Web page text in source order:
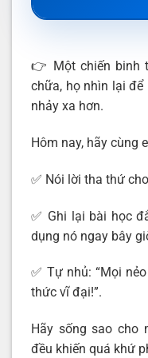
👉 Một chiến binh
chữa, họ nhìn lại
nhảy xa hơn.
Hôm nay, hãy cùng
✅ Nói lời tha thứ
✅ Ghi lại bài học
dụng nó ngay bây
✅ Tự nhủ: “Mọi
thức vĩ đại!”.
Hãy sống sao cho
đều khiến quá khứ